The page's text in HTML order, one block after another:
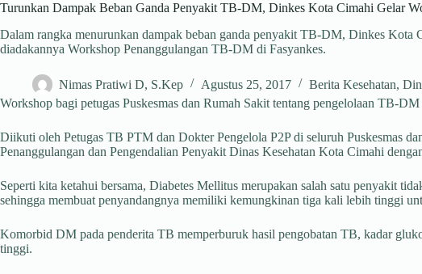
Turunkan Dampak Beban Ganda Penyakit TB-DM, Dinkes Kota Cimahi Gelar
Dalam rangka menurunkan dampak beban ganda penyakit TB-DM, Dinkes Kota
diadakannya Workshop Penanggulangan TB-DM di Fasyankes.
Nimas Pratiwi D, S.Kep Agustus 25, 2017 Berita Kesehatan,
Workshop bagi petugas Puskesmas dan Rumah Sakit tentang pengelolaan TB-
Diikuti oleh Petugas TB PTM dan Dokter Pengelola P2P di seluruh Puskesmas
Penanggulangan dan Pengendalian Penyakit Dinas Kesehatan Kota Cimahi
Seperti kita ketahui bersama, Diabetes Mellitus merupakan salah satu penyakit
sehingga membuat penyandangnya memiliki kemungkinan tiga kali lebih tinggi
Komorbid DM pada penderita TB memperburuk hasil pengobatan TB, kadar
tinggi.